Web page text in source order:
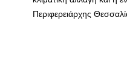
Περιφερειάρχης